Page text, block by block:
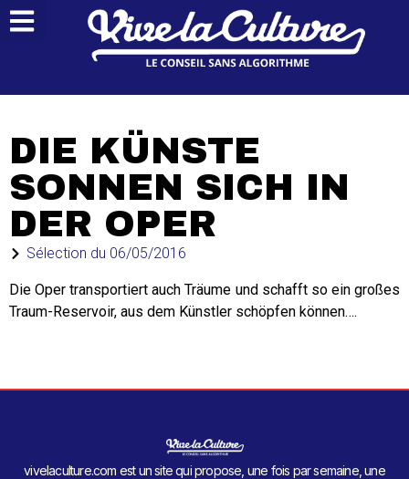
DIE KÜNSTE
SONNEN SICH IN
DER OPER
Sélection du 06/05/2016
Die Oper transportiert auch Träume und schafft so ein großes
Traum-Reservoir, aus dem Künstler schöpfen können….
vivelaculture.com est un site qui propose, une fois par semaine, une